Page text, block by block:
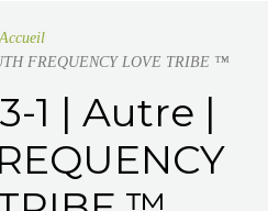
Accueil
FREQUENCY LOVE TRIBE ™
1 | Autre |